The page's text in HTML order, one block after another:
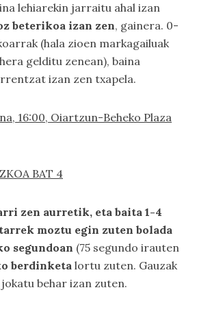
lehiarekin jarraitu ahal izan
beterikoa izan zen, gainera. 0-
(hala zioen markagailuak
gelditu zenean), baina
izan zen txapela.
16:00, Oiartzun-Beheko Plaza
BAT 4
zen aurretik, eta baita 1-4
moztu egin zuten bolada
segundoan (75 segundo irauten
berdinketa lortu zuten. Gauzak
behar izan zuten.